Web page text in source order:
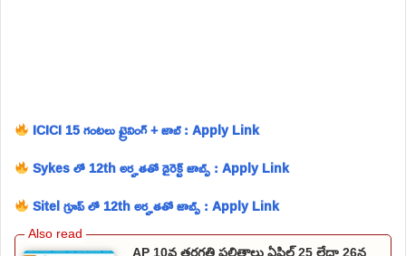
ICICI 15 గంటలు ట్రైనింగ్ + జాబ్ : Apply Link
Sykes లో 12th అర్హతతో డైరెక్ట్ జాబ్స్ : Apply Link
Sitel గ్రూప్ లో 12th అర్హతతో జాబ్స్ : Apply Link
AP 10వ తరగతి ఫలితాలు ఏప్రిల్ 25 లేదా 26న